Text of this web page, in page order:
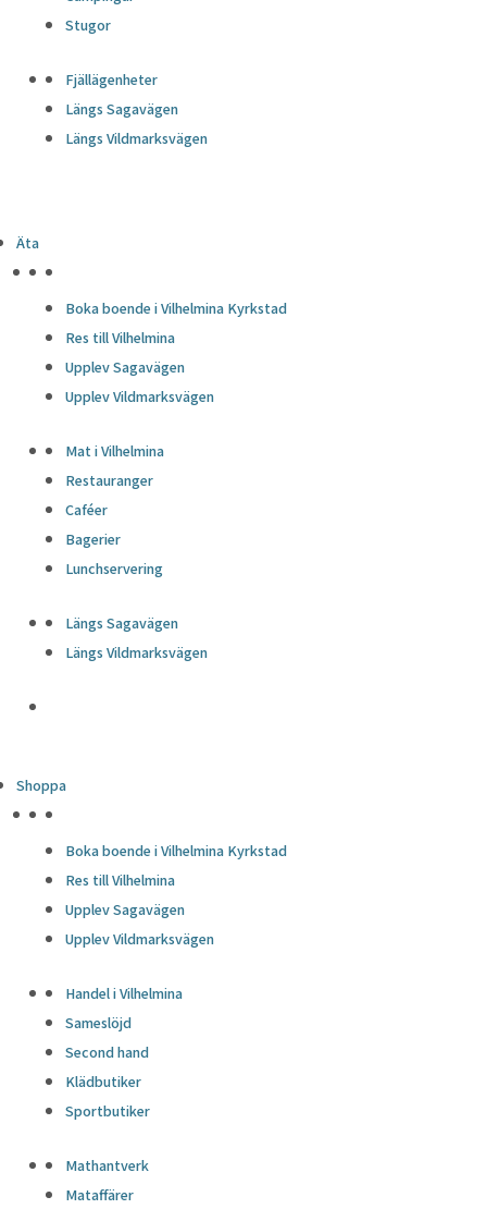
Stugor
Fjällägenheter
Längs Sagavägen
Längs Vildmarksvägen
Äta
Boka boende i Vilhelmina Kyrkstad
Res till Vilhelmina
Upplev Sagavägen
Upplev Vildmarksvägen
Mat i Vilhelmina
Restauranger
Caféer
Bagerier
Lunchservering
Längs Sagavägen
Längs Vildmarksvägen
Shoppa
Boka boende i Vilhelmina Kyrkstad
Res till Vilhelmina
Upplev Sagavägen
Upplev Vildmarksvägen
Handel i Vilhelmina
Sameslöjd
Second hand
Klädbutiker
Sportbutiker
Mathantverk
Mataffärer